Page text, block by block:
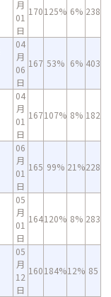
月
01
日
170125% 6% 238
04
月
06
日
167 53% 6% 403
04
月
01
日
167107% 8% 182
06
月
01
日
165 99% 21%228
05
月
01
日
164120% 8% 283
05
月
12
日
160184%12% 85